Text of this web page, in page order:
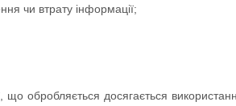
чи втрату інформації;
що обробляється досягається